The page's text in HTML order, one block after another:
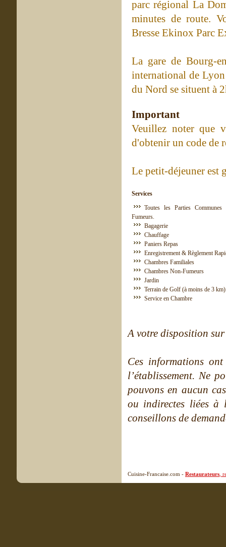
parc régional La
minutes de route.
Bresse Ekinox Parc
La gare de Bourg-
international de
du Nord se situent à
Important
Veuillez noter que
d'obtenir un code de
Le petit-déjeuner est
Services
Toutes les Parties
Fumeurs.
Bagagerie
Chauffage
Paniers Repas
Enregistrement & Règlement
Chambres Familiales
Chambres Non-Fumeurs
Jardin
Terrain de Golf (à moins de 3 km)
Service en Chambre
A votre disposition
Ces informations
l’établissement. Ne
pouvons en aucun
ou indirectes liées à
conseillons de
Cuisine-Francaise.com - Restaurateurs ,